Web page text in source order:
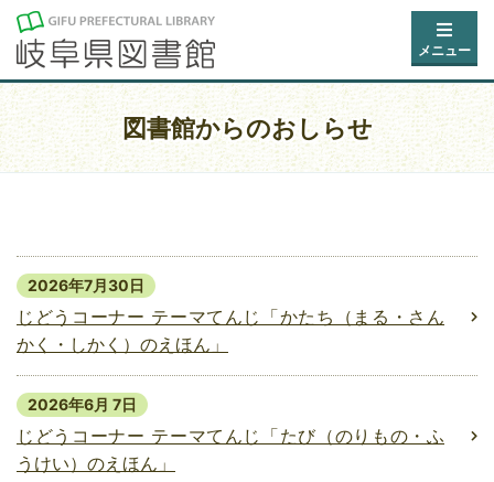
メニュー
図書館からのおしらせ
2026年7月30日
じどうコーナー テーマてんじ「かたち（まる・さん
かく・しかく）のえほん」
2026年6月 7日
じどうコーナー テーマてんじ「たび（のりもの・ふ
うけい）のえほん」